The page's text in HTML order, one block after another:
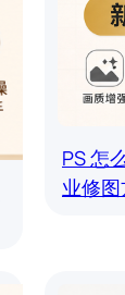
PS 怎
业修